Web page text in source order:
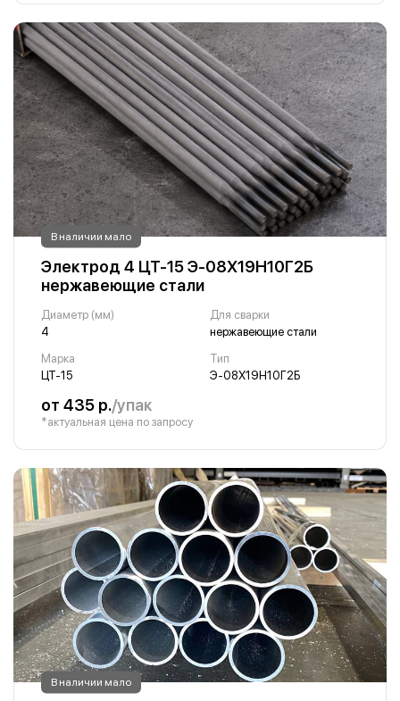
В наличии мало
Электрод 4 ЦТ-15 Э-08Х19Н10Г2Б
нержавеющие стали
Диаметр (мм)
4
Для сварки
нержавеющие стали
Марка
ЦТ-15
Тип
Э-08Х19Н10Г2Б
от 435 р./упак
*актуальная цена по запросу
В наличии мало